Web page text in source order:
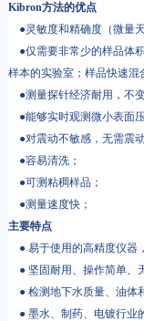
Kibron方法的优点
●灵敏度和精确度（微量
●仅需要非常少的样品体
样本的实验室；样品快速混
●测量探针经济耐用，不变
●能够实时观测微小表面
●对震动不敏感，无需震动
●容易清洗；
●可测粘稠样品；
●测量速度快；
主要特点
● 易于使用的高精度仪器
● 坚固耐用、操作简单、
● 检测地下水质量、油体
● 墨水、制药、电镀行业